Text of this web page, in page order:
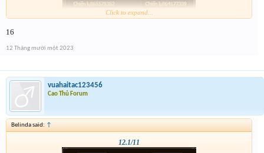
Click to expand...
16
12 Tháng mười một 2023
vuahaitac123456
Cao Thủ Forum
Belinda said: ↑
12.1/11